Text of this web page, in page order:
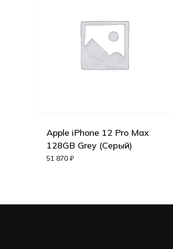
Apple iPhone 12 Pro Max
128GB Grey (Серый)
51 870 ₽